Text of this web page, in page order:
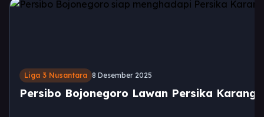
Liga 3 Nusantara 8 Desember 2025
Persibo Bojonegoro Lawan Persika